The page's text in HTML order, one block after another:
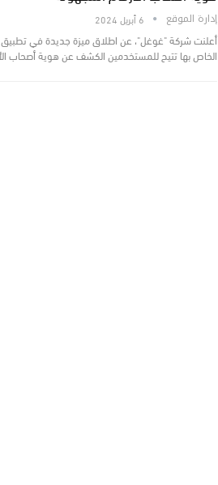
إدارة الموقع 6 أبريل 2024
أعلنت شركة "غوغل"، عن اطلاق ميزة جديدة في تطبيق
الخاص بها تتيح للمستخدمين الكشف عن هوية أصحاب